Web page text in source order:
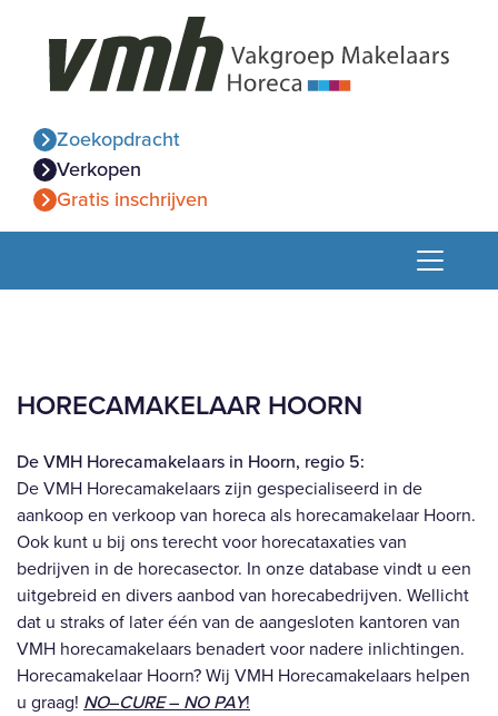
Zoekopdracht
Verkopen
Gratis inschrijven
HORECAMAKELAAR HOORN
De VMH Horecamakelaars in Hoorn, regio 5:
De VMH Horecamakelaars zijn gespecialiseerd in de
aankoop en verkoop van horeca als horecamakelaar Hoorn.
Ook kunt u bij ons terecht voor horecataxaties van
bedrijven in de horecasector. In onze database vindt u een
uitgebreid en divers aanbod van horecabedrijven. Wellicht
dat u straks of later één van de aangesloten kantoren van
VMH horecamakelaars benadert voor nadere inlichtingen.
Horecamakelaar Hoorn? Wij VMH Horecamakelaars helpen
u graag! NO–CURE– NO PAY!